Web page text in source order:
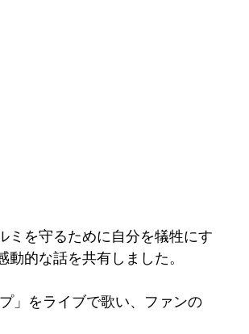
ミを守るために自分を犠牲にす
的な話を共有しました。